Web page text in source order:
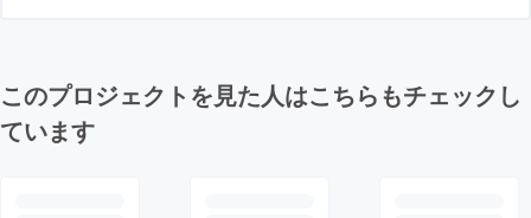
このプロジェクトを見た人はこちらもチェックし
ています